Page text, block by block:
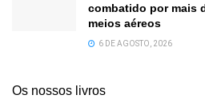
combatido por mais
meios aéreos
6 DE AGOSTO, 2026
Os nossos livros